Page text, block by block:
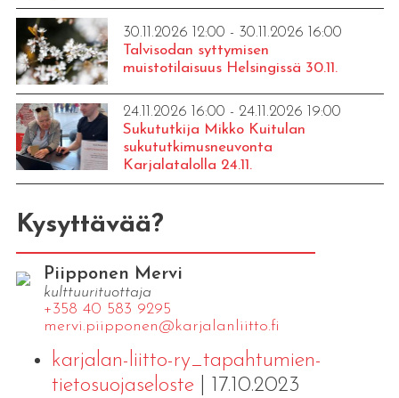
30.11.2026 12:00 - 30.11.2026 16:00
Talvisodan syttymisen
muistotilaisuus Helsingissä 30.11.
24.11.2026 16:00 - 24.11.2026 19:00
Sukututkija Mikko Kuitulan
sukututkimusneuvonta
Karjalatalolla 24.11.
Kysyttävää?
Piipponen Mervi
kulttuurituottaja
+358 40 583 9295
mervi.​piipponen@​kar​jala​nlii​tto.​fi
karjalan-liitto-ry_tapahtumien-
tietosuojaseloste| 17.10.2023